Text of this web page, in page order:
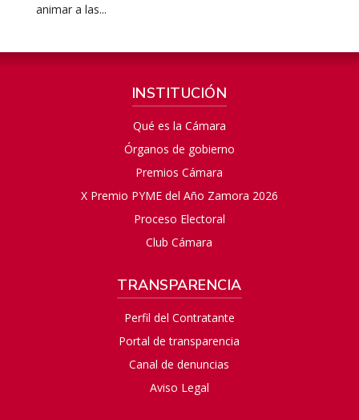
animar a las...
INSTITUCIÓN
Qué es la Cámara
Órganos de gobierno
Premios Cámara
X Premio PYME del Año Zamora 2026
Proceso Electoral
Club Cámara
TRANSPARENCIA
Perfil del Contratante
Portal de transparencia
Canal de denuncias
Aviso Legal